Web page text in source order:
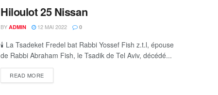
Hiloulot 25 Nissan
BY ADMIN 12 MAI 2022 0
🕯 La Tsadeket Fredel bat Rabbi Yossef Fish z.t.l, épouse
de Rabbi Abraham Fish, le Tsadik de Tel Aviv, décédé...
READ MOREDETAILS